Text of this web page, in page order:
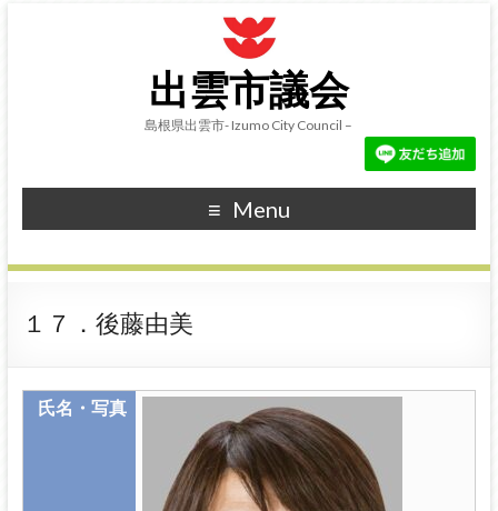
出雲市議会
島根県出雲市- Izumo City Council –
Menu
１７．後藤由美
氏名・写真